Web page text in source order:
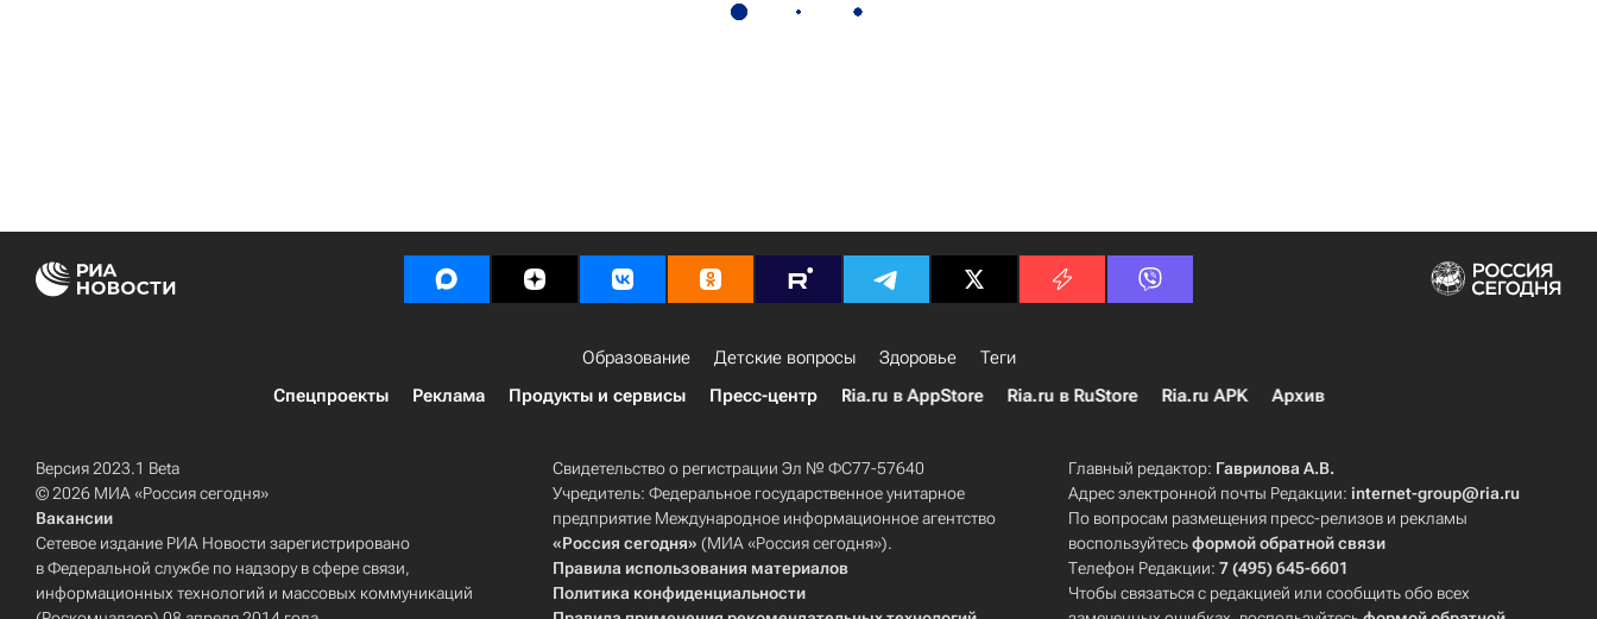
Образование Детские вопросы Здоровье
Теги
Спецпроекты
Реклама Продукты и сервисы Пресс-центр Ria.ru в AppStore Ria.ru в RuStore Ria.ru APK Архив
Версия 2023.1 Beta
© 2026 МИА «Россия сегодня»
Вакансии
Сетевое издание РИА Новости зарегистрировано
в Федеральной службе по надзору в сфере связи,
информационных технологий и массовых коммуникаций
Свидетельство о регистрации Эл № ФС77-57640
Учредитель: Федеральное государственное унитарное
предприятие Международное информационное агентство
«Россия сегодня» (МИА «Россия сегодня»).
Правила использования материалов
Политика конфиденциальности
Главный редактор: Гаврилова А.В.
Адрес электронной почты Редакции:internet-group@ria.ru
По вопросам размещения пресс-релизов и рекламы
воспользуйтесьформой обратной связи
Телефон Редакции:7 (495) 645-6601
Чтобы связаться с редакцией или сообщить обо всех